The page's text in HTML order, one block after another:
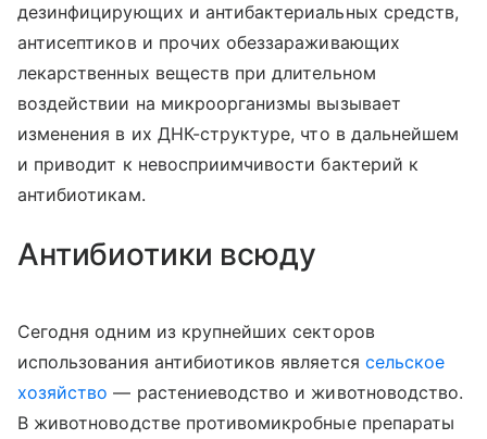
дезинфицирующих и антибактериальных средств,
антисептиков и прочих обеззараживающих
лекарственных веществ при длительном
воздействии на микроорганизмы вызывает
изменения в их ДНК-структуре, что в дальнейшем
и приводит к невосприимчивости бактерий к
антибиотикам.
Антибиотики всюду
Сегодня одним из крупнейших секторов
использования антибиотиков является сельское
хозяйство — растениеводство и животноводство.
В животноводстве противомикробные препараты